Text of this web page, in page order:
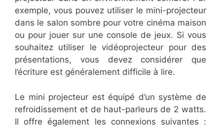
exemple, vous pouvez utiliser le mini-projecteur
dans le salon sombre pour votre cinéma maison
ou pour jouer sur une console de jeux. Si vous
souhaitez utiliser le vidéoprojecteur pour des
présentations, vous devez considérer que
l’écriture est généralement difficile à lire.
Le mini projecteur est équipé d’un système de
refroidissement et de haut-parleurs de 2 watts.
Il offre également les connexions suivantes :